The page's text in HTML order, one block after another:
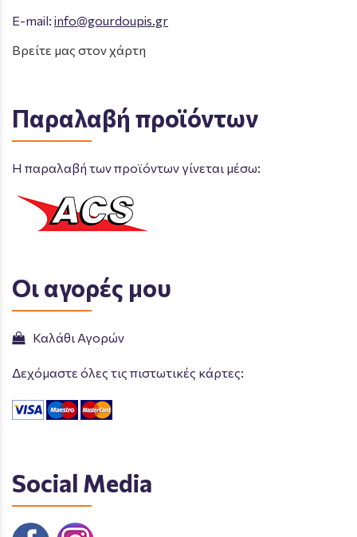
E-mail: info@gourdoupis.gr
Βρείτε μας στον χάρτη
Παραλαβή προϊόντων
Η παραλαβή των προϊόντων γίνεται μέσω:
Οι αγορές μου
Καλάθι Αγορών
Δεχόμαστε όλες τις πιστωτικές κάρτες:
Social Media